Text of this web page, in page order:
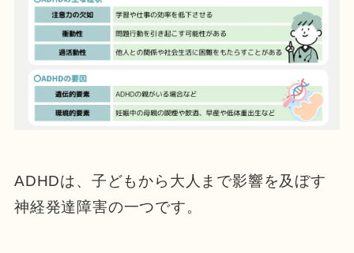
ADHDは、子どもから大人まで影響を及ぼす
神経発達障害の一つです。